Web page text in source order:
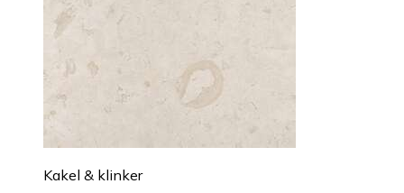
Kakel & klinker